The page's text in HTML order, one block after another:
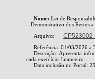
Nome: Lei de
– Demonstrativo dos Restos
Arquivo:
Referência: 01/03/2026 a
Descrição: Apresenta
cada exercício financeiro.
Data inclusão no Portal: